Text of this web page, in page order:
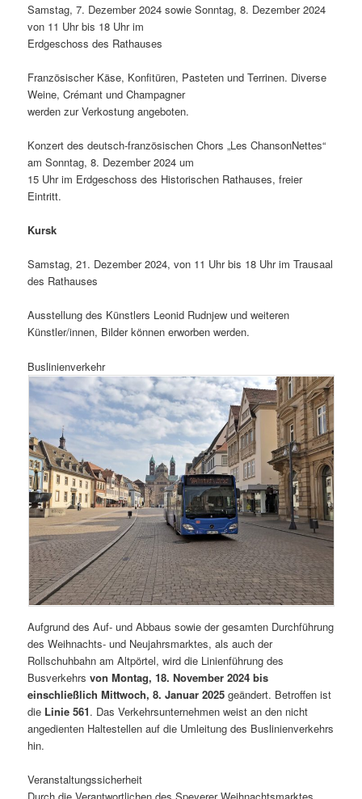
Samstag, 7. Dezember 2024 sowie Sonntag, 8. Dezember 2024
von 11 Uhr bis 18 Uhr im
Erdgeschoss des Rathauses
Französischer Käse, Konfitüren, Pasteten und Terrinen. Diverse
Weine, Crémant und Champagner
werden zur Verkostung angeboten.
Konzert des deutsch-französischen Chors „Les ChansonNettes“
am Sonntag, 8. Dezember 2024 um
15 Uhr im Erdgeschoss des Historischen Rathauses, freier
Eintritt.
Kursk
Samstag, 21. Dezember 2024, von 11 Uhr bis 18 Uhr im Trausaal
des Rathauses
Ausstellung des Künstlers Leonid Rudnjew und weiteren
Künstler/innen, Bilder können erworben werden.
Buslinienverkehr
Aufgrund des Auf- und Abbaus sowie der gesamten Durchführung
des Weihnachts- und Neujahrsmarktes, als auch der
Rollschuhbahn am Altpörtel, wird die Linienführung des
Busverkehrsvon Montag, 18. November 2024 bis
einschließlich Mittwoch, 8. Januar 2025 geändert. Betroffen ist
die Linie 561. Das Verkehrsunternehmen weist an den nicht
angedienten Haltestellen auf die Umleitung des Buslinienverkehrs
hin.
Veranstaltungssicherheit
Durch die Verantwortlichen des Speyerer Weihnachtsmarktes